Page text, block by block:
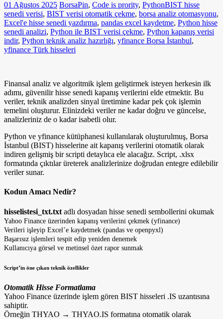
01 Ağustos 2025 BorsaPin, Code is prority, PythonBIST hisse
senedi verisi, BIST verisi otomatik çekme, borsa analiz otomasyonu,
Excel'e hisse senedi yazdırma, pandas excel kaydetme, Python hisse
senedi analizi, Python ile BIST verisi çekme, Python kapanış verisi
indir, Python teknik analiz hazırlığı, yfinance Borsa İstanbul,
yfinance Türk hisseleri
Finansal analiz ve algoritmik işlem geliştirmek isteyen herkesin ilk
adımı, güvenilir hisse senedi kapanış verilerini elde etmektir. Bu
veriler, teknik analizden sinyal üretimine kadar pek çok işlemin
temelini oluşturur. Elinizdeki veriler ne kadar doğru ve güncelse,
analizleriniz de o kadar isabetli olur.
Python ve yfinance kütüphanesi kullanılarak oluşturulmuş, Borsa
İstanbul (BIST) hisselerine ait kapanış verilerini otomatik olarak
indiren gelişmiş bir scripti detaylıca ele alacağız. Script, .xlsx
formatında çıktılar üreterek analizlerinize doğrudan entegre edilebilir
veriler sunar.
Kodun Amacı Nedir?
hisselistesi_txt.txt adlı dosyadan hisse senedi sembollerini okumak
Yahoo Finance üzerinden kapanış verilerini çekmek (yfinance)
Verileri işleyip Excel’e kaydetmek (pandas ve openpyxl)
Başarısız işlemleri tespit edip yeniden denemek
Kullanıcıya görsel ve metinsel özet rapor sunmak
Script’in öne çıkan teknik özellikler
Otomatik Hisse Formatlama
Yahoo Finance üzerinde işlem gören BIST hisseleri .IS uzantısına
sahiptir.
Örneğin THYAO → THYAO.IS formatına otomatik olarak